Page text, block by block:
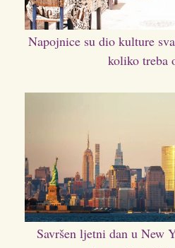
Napojnice su dio kulture
koliko treba
Savršen ljetni dan u New